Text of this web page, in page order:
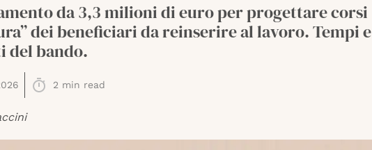
da 3,3 milioni di euro per progettare corsi
dei beneficiari da reinserire al lavoro. Tempi e
del bando.
2 min read